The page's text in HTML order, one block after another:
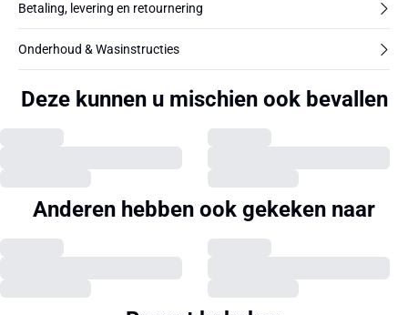
Betaling, levering en retournering
Onderhoud & Wasinstructies
Deze kunnen u mischien ook bevallen
Anderen hebben ook gekeken naar